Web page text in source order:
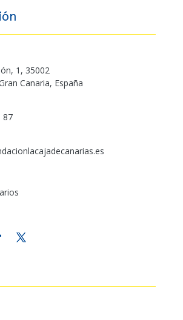
1, 35002
Canaria, España
87